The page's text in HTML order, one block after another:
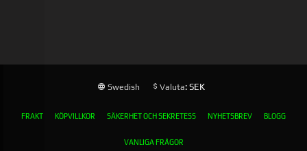
Swedish Valuta: SEK
FRAKT KÖPVILLKOR SÄKERHET OCH SEKRETESS NYHETSBREV BLOGG
VANLIGA FRÅGOR